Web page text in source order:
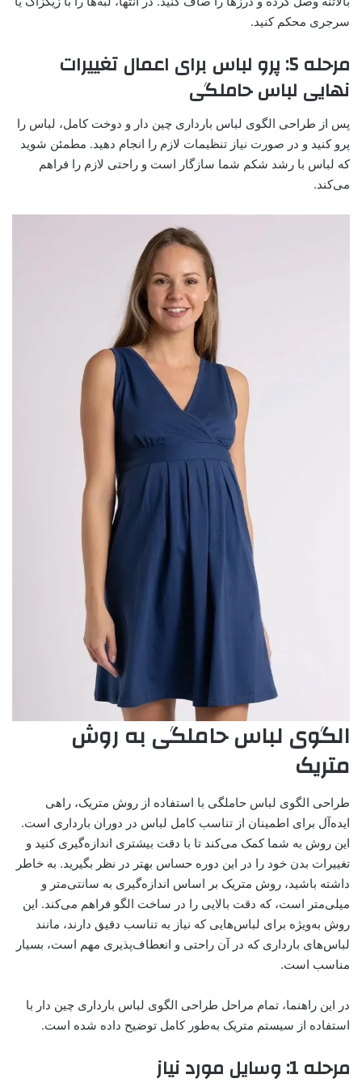
سرجری محکم کنید.
مرحله 5: پرو لباس برای اعمال تغییرات
نهایی لباس حاملگی
پس از طراحی الگوی لباس بارداری چین‌ دار و دوخت کامل، لباس را
پرو کنید و در صورت نیاز تنظیمات لازم را انجام دهید. مطمئن شوید
که لباس با رشد شکم شما سازگار است و راحتی لازم را فراهم
می‌کند.
الگوی لباس حاملگی به روش
متریک
طراحی الگوی لباس حاملگی با استفاده از روش متریک، راهی
ایده‌آل برای اطمینان از تناسب کامل لباس در دوران بارداری است.
این روش به شما کمک می‌کند تا با دقت بیشتری اندازه‌گیری کنید و
تغییرات بدن خود را در این دوره حساس بهتر در نظر بگیرید. به خاطر
داشته باشید، روش متریک بر اساس اندازه‌گیری به سانتی‌متر و
میلی‌متر است، که دقت بالایی را در ساخت الگو فراهم می‌کند. این
روش به‌ویژه برای لباس‌هایی که نیاز به تناسب دقیق دارند، مانند
لباس‌های بارداری که در آن راحتی و انعطاف‌پذیری مهم است، بسیار
مناسب است.
در این راهنما، تمام مراحل طراحی الگوی لباس بارداری چین دار با
استفاده از سیستم متریک به‌طور کامل توضیح داده شده است.
مرحله 1: وسایل مورد نیاز